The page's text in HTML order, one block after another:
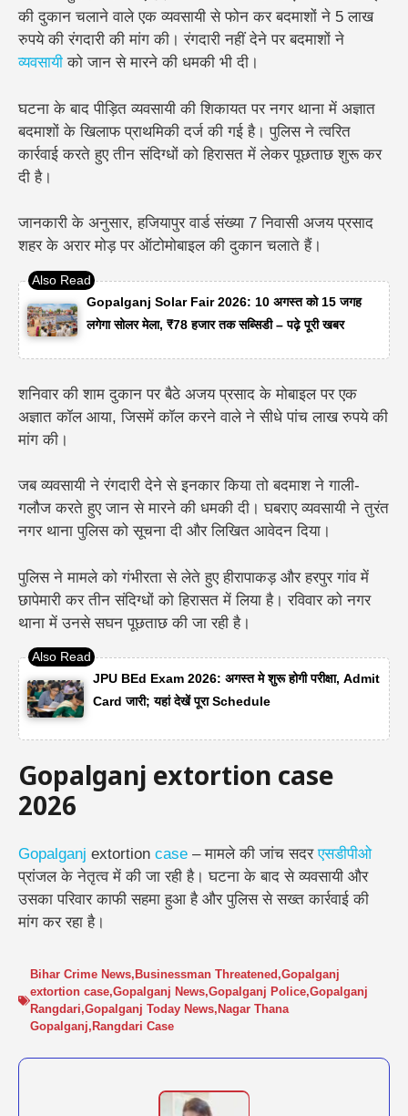
की दुकान चलाने वाले एक व्यवसायी से फोन कर बदमाशों ने 5 लाख
रुपये की रंगदारी की मांग की। रंगदारी नहीं देने पर बदमाशों ने
व्यवसायी को जान से मारने की धमकी भी दी।
घटना के बाद पीड़ित व्यवसायी की शिकायत पर नगर थाना में अज्ञात
बदमाशों के खिलाफ प्राथमिकी दर्ज की गई है। पुलिस ने त्वरित
कार्रवाई करते हुए तीन संदिग्धों को हिरासत में लेकर पूछताछ शुरू कर
दी है।
जानकारी के अनुसार, हजियापुर वार्ड संख्या 7 निवासी अजय प्रसाद
शहर के अरार मोड़ पर ऑटोमोबाइल की दुकान चलाते हैं।
Gopalganj Solar Fair 2026: 10 अगस्त को 15 जगह
लगेगा सोलर मेला, ₹78 हजार तक सब्सिडी – पढ़े पूरी खबर
शनिवार की शाम दुकान पर बैठे अजय प्रसाद के मोबाइल पर एक
अज्ञात कॉल आया, जिसमें कॉल करने वाले ने सीधे पांच लाख रुपये की
मांग की।
जब व्यवसायी ने रंगदारी देने से इनकार किया तो बदमाश ने गाली-
गलौज करते हुए जान से मारने की धमकी दी। घबराए व्यवसायी ने तुरंत
नगर थाना पुलिस को सूचना दी और लिखित आवेदन दिया।
पुलिस ने मामले को गंभीरता से लेते हुए हीरापाकड़ और हरपुर गांव में
छापेमारी कर तीन संदिग्धों को हिरासत में लिया है। रविवार को नगर
थाना में उनसे सघन पूछताछ की जा रही है।
JPU BEd Exam 2026: अगस्त मे शुरू होगी परीक्षा, Admit
Card जारी; यहां देखें पूरा Schedule
Gopalganj extortion case
2026
Gopalganj extortion case – मामले की जांच सदरएसडीपीओ
प्रांजल के नेतृत्व में की जा रही है। घटना के बाद से व्यवसायी और
उसका परिवार काफी सहमा हुआ है और पुलिस से सख्त कार्रवाई की
मांग कर रहा है।
Bihar Crime News, Businessman Threatened ,Gopalganj
extortion case,Gopalganj News,Gopalganj Police,Gopalganj
Rangdari,Gopalganj Today News, Nagar Thana
Gopalganj, Rangdari Case